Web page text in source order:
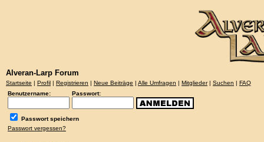
Alveran-Larp Forum
Startseite | Profil | Registrieren | Neue Beiträge | Alle Umfragen | Mitglieder| Suchen | FAQ
Benutzername:
Passwort:
Passwort speichern
Passwort vergessen?